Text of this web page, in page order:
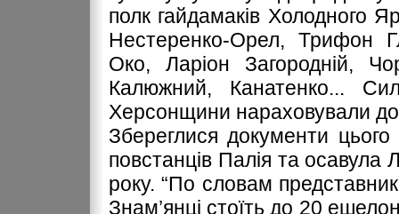
полк гайдамаків Холодного
Нестеренко-Орел, Трифон
Око, Ларіон Загородній,
Калюжний, Канатенко...
Херсонщини нараховували до
Збереглися документи
повстанців Палія та осавула
року. “По словам
Знам’янці стоїть до 20